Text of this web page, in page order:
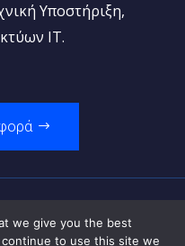
Υποστήριξη,
IT.
ολοκληρωμένες
we give you the best
to use this site we